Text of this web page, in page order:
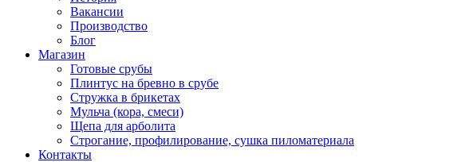
Вакансии
Производство
Блог
Магазин
Готовые срубы
Плинтус на бревно в срубе
Стружка в брикетах
Мульча (кора, смеси)
Щепа для арболита
Строгание, профилирование, сушка пиломатериала
Контакты